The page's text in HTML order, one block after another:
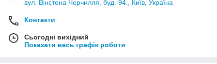
вул. Вінстона Черчилля, буд. 94., Київ, Україна
Контакти
Сьогодні вихідний
Показати весь графік роботи